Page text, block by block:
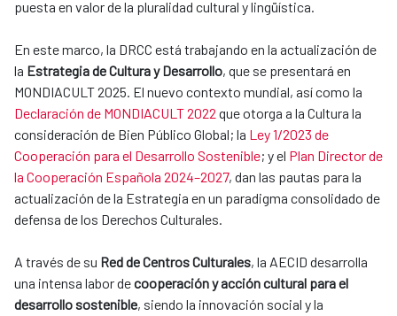
puesta en valor de la pluralidad cultural y lingüística.
En este marco, la DRCC está trabajando en la actualización de
la Estrategia de Cultura y Desarrollo, que se presentará en
MONDIACULT 2025. El nuevo contexto mundial, así como la
Declaración de MONDIACULT 2022 que otorga a la Cultura la
consideración de Bien Público Global; la Ley 1/2023 de
Cooperación para el Desarrollo Sostenible; y el Plan Director de
la Cooperación Española 2024–2027, dan las pautas para la
actualización de la Estrategia en un paradigma consolidado de
defensa de los Derechos Culturales.
A través de su Red de Centros Culturales, la AECID desarrolla
una intensa labor decooperación y acción cultural para el
desarrollo sostenible, siendo la innovación social y la